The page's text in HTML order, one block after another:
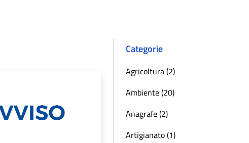
Categorie
Agricoltura (2)
Ambiente (20)
Anagrafe (2)
Artigianato (1)